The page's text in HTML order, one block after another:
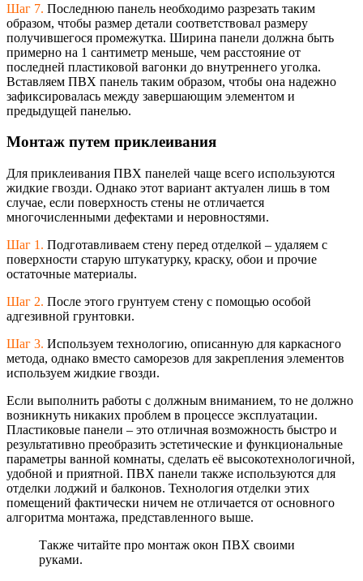
Шаг 7. Последнюю панель необходимо разрезать таким
образом, чтобы размер детали соответствовал размеру
получившегося промежутка. Ширина панели должна быть
примерно на 1 сантиметр меньше, чем расстояние от
последней пластиковой вагонки до внутреннего уголка.
Вставляем ПВХ панель таким образом, чтобы она надежно
зафиксировалась между завершающим элементом и
предыдущей панелью.
Монтаж путем приклеивания
Для приклеивания ПВХ панелей чаще всего используются
жидкие гвозди. Однако этот вариант актуален лишь в том
случае, если поверхность стены не отличается
многочисленными дефектами и неровностями.
Шаг 1. Подготавливаем стену перед отделкой – удаляем с
поверхности старую штукатурку, краску, обои и прочие
остаточные материалы.
Шаг 2. После этого грунтуем стену с помощью особой
адгезивной грунтовки.
Шаг 3. Используем технологию, описанную для каркасного
метода, однако вместо саморезов для закрепления элементов
используем жидкие гвозди.
Если выполнить работы с должным вниманием, то не должно
возникнуть никаких проблем в процессе эксплуатации.
Пластиковые панели – это отличная возможность быстро и
результативно преобразить эстетические и функциональные
параметры ванной комнаты, сделать её высокотехнологичной,
удобной и приятной. ПВХ панели также используются для
отделки лоджий и балконов. Технология отделки этих
помещений фактически ничем не отличается от основного
алгоритма монтажа, представленного выше.
Также читайте про монтаж окон ПВХ своими
руками.